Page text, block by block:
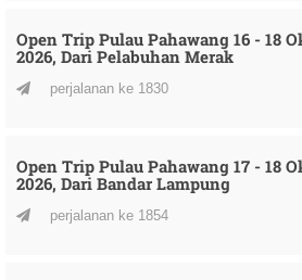
Open Trip Pulau Pahawang 16 - 18
2026, Dari Pelabuhan Merak
perjalanan ke 1830
Open Trip Pulau Pahawang 17 - 18
2026, Dari Bandar Lampung
perjalanan ke 1854